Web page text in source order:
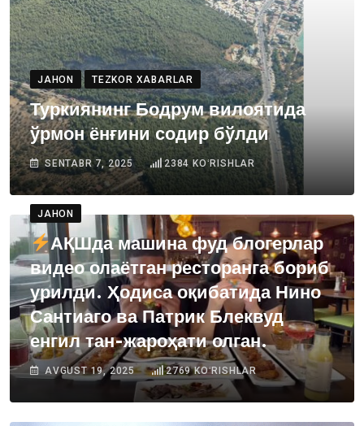
JAHON TEZKOR XABARLAR
Туркиянинг Бодрум вилоятида
ўрмон ёнғини содир бўлди
SENTABR 7, 2025 2384 KOʻRISHLAR
JAHON
АҚШда машина фуд блогерлар
видео олаётган ресторанга бориб
урилди. Ҳодиса оқибатида Нино
Сантиаго ва Патрик Блеквуд
енгил тан-жароҳати олган.
AVGUST 19, 2025 2769KOʻRISHLAR